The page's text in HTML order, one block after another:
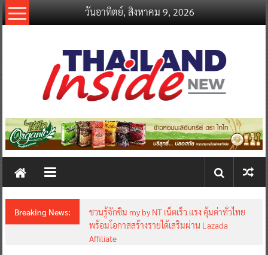
Skip
to
วันอาทิตย์, สิงหาคม 9, 2026
thailandinsidenew.com
Thailand
New
Breaking News:
ชวนรู้จักซิม my by NT เน็ตเร็ว แรง คุ้มค่าทั่วไทย
พร้อมโอกาสสร้างรายได้เสริมผ่าน Lazada
Affiliate